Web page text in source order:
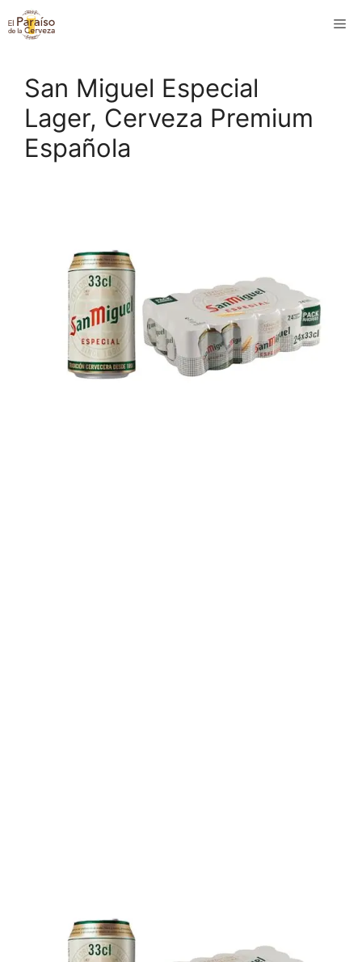
Saltar
al
San Miguel Especial
Lager, Cerveza Premium
Española